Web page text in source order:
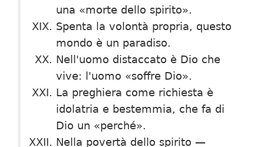
una «morte dello spirito».
Spenta la volontà propria, questo
mondo è un paradiso.
Nell'uomo distaccato è Dio che
vive: l'uomo «soffre Dio».
La preghiera come richiesta è
idolatria e bestemmia, che fa di
Dio un «perché».
Nella povertà dello spirito —